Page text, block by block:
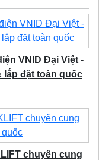
VNID Đại Việt -
lắp đặt toàn quốc
chuyên cung